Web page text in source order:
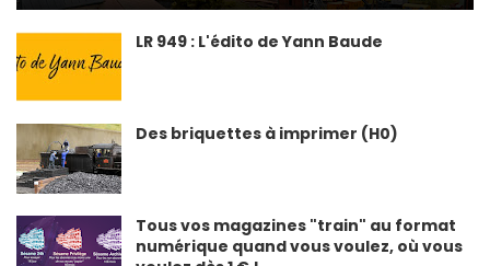
LR 949 : L'édito de Yann Baude
Des briquettes à imprimer (H0)
Tous vos magazines "train" au format
numérique quand vous voulez, où vous